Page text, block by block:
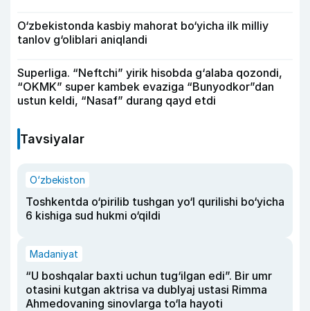
O‘zbekistonda kasbiy mahorat bo‘yicha ilk milliy
tanlov g‘oliblari aniqlandi
Superliga. “Neftchi” yirik hisobda g‘alaba qozondi,
“OKMK” super kambek evaziga “Bunyodkor”dan
ustun keldi, “Nasaf” durang qayd etdi
Tavsiyalar
O‘zbekiston
Toshkentda o‘pirilib tushgan yo‘l qurilishi bo‘yicha
6 kishiga sud hukmi o‘qildi
Madaniyat
“U boshqalar baxti uchun tug‘ilgan edi”. Bir umr
otasini kutgan aktrisa va dublyaj ustasi Rimma
Ahmedovaning sinovlarga to‘la hayoti